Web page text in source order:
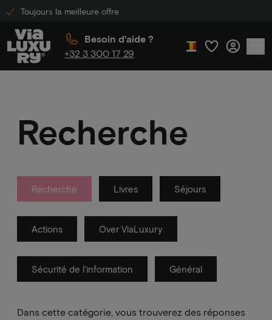
Toujours la meilleure offre
Besoin d'aide ?
+32 3 300 17 29
Recherche
Recherche Livres Séjours
Actions Over ViaLuxury
Sécurité de l'information Général
Dans cette catégorie, vous trouverez des réponses